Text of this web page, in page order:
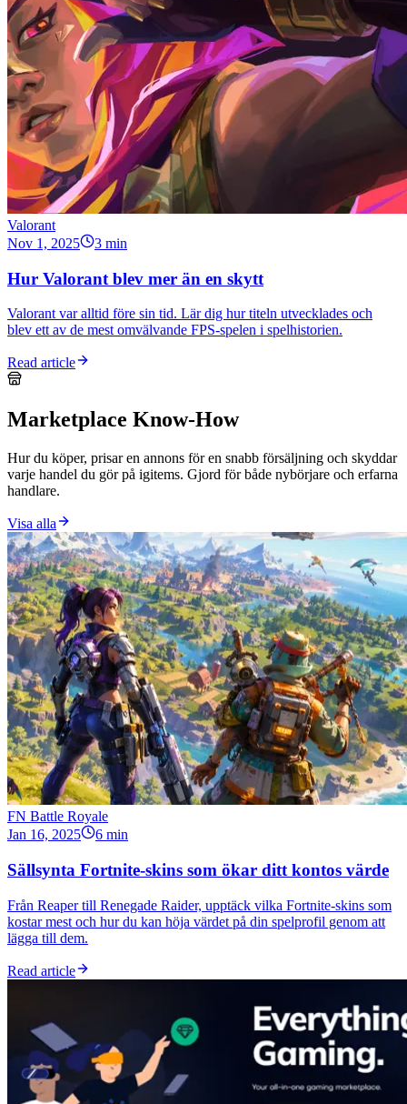
Valorant
Nov 1, 2025
3 min
Hur Valorant blev mer än en skytt
Valorant var alltid före sin tid. Lär dig hur titeln utvecklades och
blev ett av de mest omvälvande FPS-spelen i spelhistorien.
Read article
Marketplace Know-How
Hur du köper, prisar en annons för en snabb försäljning och skyddar
varje handel du gör på igitems. Gjord för både nybörjare och erfarna
handlare.
Visa alla
FN Battle Royale
Jan 16, 2025
6 min
Sällsynta Fortnite-skins som ökar ditt kontos värde
Från Reaper till Renegade Raider, upptäck vilka Fortnite-skins som
kostar mest och hur du kan höja värdet på din spelprofil genom att
lägga till dem.
Read article